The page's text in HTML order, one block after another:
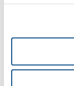
Traditie